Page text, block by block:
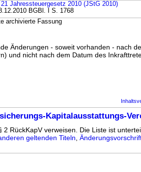
Jahressteuergesetz 2010 (JStG 2010)
BGBl. I S. 1768
archivierte Fassung
Änderungen - soweit vorhanden - nach
und nicht nach dem Datum des
Kapitalausstattungs-
RückKapV verweisen. Die Liste ist
geltenden Titeln